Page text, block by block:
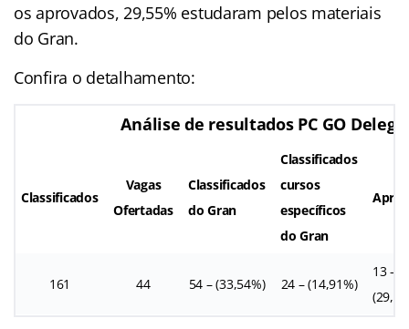
os aprovados, 29,55% estudaram pelos materiais
do Gran.
Confira o detalhamento:
Análise de resultados PC GO
Classificados
Vagas
Ofertadas
Classificados
do Gran
Classificados
cursos
específicos
do Gran
161 44 54 – (33,54%) 24 – (14,91%)
13 –